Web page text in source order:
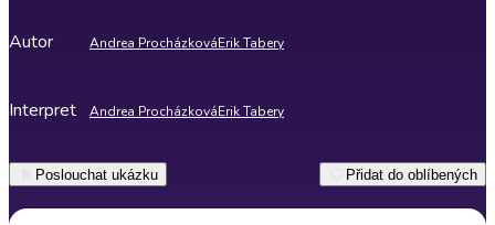
Autor Andrea ProcházkováErik Tabery
Interpret Andrea ProcházkováErik Tabery
Poslouchat ukázku Přidat do oblíbených